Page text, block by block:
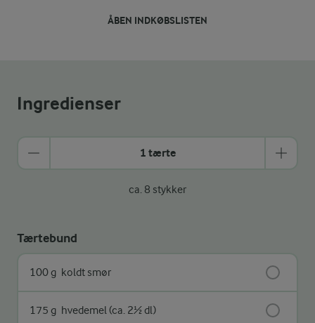
ÅBEN INDKØBSLISTEN
Ingredienser
1 tærte
ca. 8 stykker
Tærtebund
100 g koldt smør
175 g hvedemel (ca. 2½ dl)